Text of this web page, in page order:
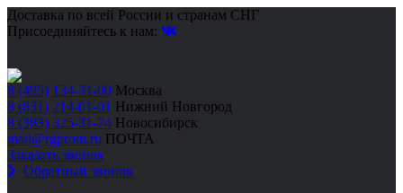
Доставка по всей России и странам СНГ
Присоединяйтесь к нам:
8 (495) 134-31-00 Москва
8 (831) 214-01-01 Нижний Новгород
8 (383) 325-31-74 Новосибирск
mail@rgprom.ru ПОЧТА
Заказать звонок
Обратный звонок